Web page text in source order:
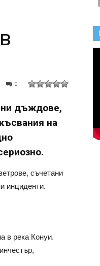
0
дъждове,
на
съчетани
инциденти.
в река Конуи.